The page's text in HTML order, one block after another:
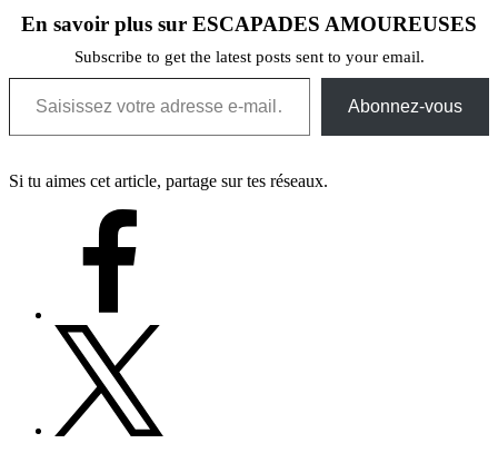
En savoir plus sur ESCAPADES AMOUREUSES
Subscribe to get the latest posts sent to your email.
Saisissez votre adresse e-mail…
Abonnez-vous
Si tu aimes cet article, partage sur tes réseaux.